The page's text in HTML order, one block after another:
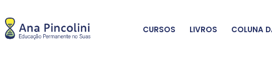
CURSOS LIVROS COLUNA